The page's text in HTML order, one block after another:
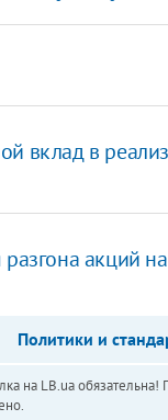
вклад в
акций
Политики и
на LB.ua